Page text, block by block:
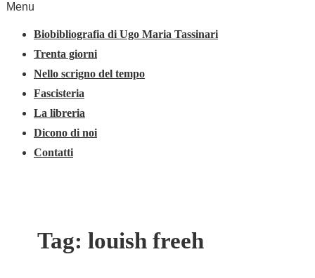
Menu
Biobibliografia di Ugo Maria Tassinari
Trenta giorni
Nello scrigno del tempo
Fascisteria
La libreria
Dicono di noi
Contatti
Tag: louish freeh